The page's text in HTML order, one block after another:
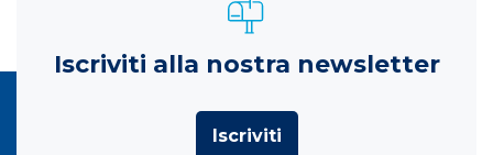
Iscriviti alla nostra newsletter
Iscriviti